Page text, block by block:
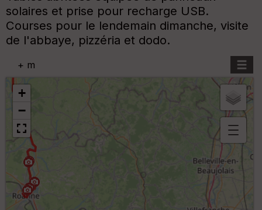
solaires et prise pour recharge USB.
Courses pour le lendemain dimanche, visite
de l'abbaye, pizzéria et dodo.
+ m
+
−
Aff
he
r
p